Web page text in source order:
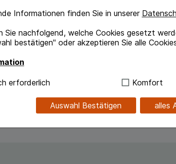
Informationen finden Sie in unserer
Sie nachfolgend, welche Cookies gesetzt
bestätigen" oder akzeptieren Sie alle
Hierbei handelt es sich um
kann.
für die Wiedererkennung des
erforderlich Komfort
Auswahl Bestätigen alles
Arzneimittel zum Einreiben in die Haut.
Muskelrheumatismus, degenerativen
Erkrankungen der Gelenke und der
Weichteile (z. B. Schleimbeutel,
Kreuzschmerzen, Hexenschuss,
Zerrungen.
länger anwenden als in der Packungsbeilage